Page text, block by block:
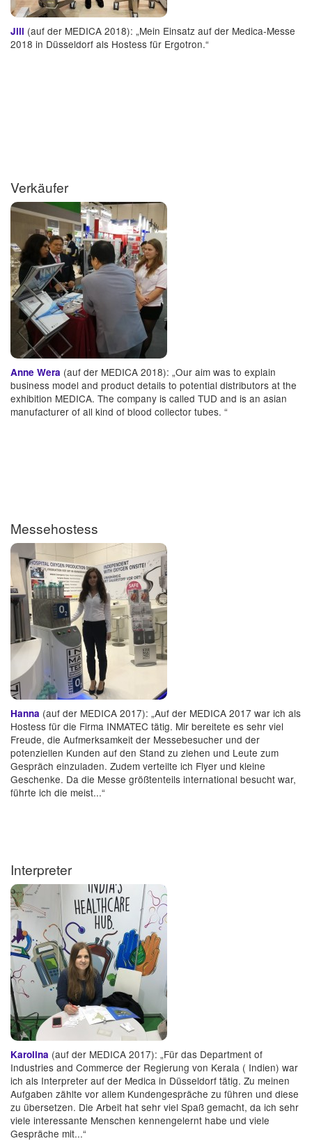
Jill (auf der MEDICA 2018): „Mein Einsatz auf der Medica-Messe
2018 in Düsseldorf als Hostess für Ergotron.“
Verkäufer
Anne Wera (auf der MEDICA 2018): „Our aim was to explain
business model and product details to potential distributors at the
exhibition MEDICA. The company is called TUD and is an asian
manufacturer of all kind of blood collector tubes. “
Messehostess
Hanna (auf der MEDICA 2017): „Auf der MEDICA 2017 war ich als
Hostess für die Firma INMATEC tätig. Mir bereitete es sehr viel
Freude, die Aufmerksamkeit der Messebesucher und der
potenziellen Kunden auf den Stand zu ziehen und Leute zum
Gespräch einzuladen. Zudem verteilte ich Flyer und kleine
Geschenke. Da die Messe größtenteils international besucht war,
führte ich die meist...“
Interpreter
Karolina (auf der MEDICA 2017): „Für das Department of
Industries and Commerce der Regierung von Kerala ( Indien) war
ich als Interpreter auf der Medica in Düsseldorf tätig. Zu meinen
Aufgaben zählte vor allem Kundengespräche zu führen und diese
zu übersetzen. Die Arbeit hat sehr viel Spaß gemacht, da ich sehr
viele interessante Menschen kennengelernt habe und viele
Gespräche mit...“